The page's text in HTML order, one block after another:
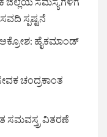
ಸ್ಪಷ್ಟನೆ
ಆಕ್ರೋಶ: ಹೈಕಮಾಂಡ್
ಚಂದ್ರಕಾಂತ
ಸಮವಸ್ತ್ರ ವಿತರಣೆ